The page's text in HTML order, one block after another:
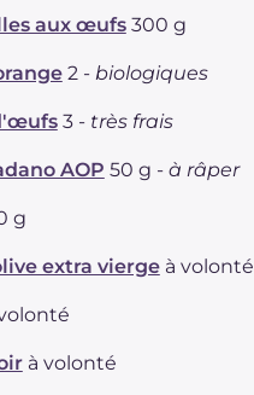
saturés
g
aux œufs 300 g
2 - biologiques
3 - très frais
AOP 50 g - à râper
g
extra vierge à volonté
à volonté